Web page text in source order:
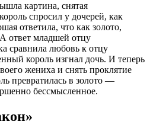
картина, снятая
спросил у дочерей, как
ответила, что как золото,
ответ младшей отцу
сравнила любовь к отцу
король изгнал дочь. И теперь
жениха и снять проклятие
превратилась в золото —
бессмысленное.